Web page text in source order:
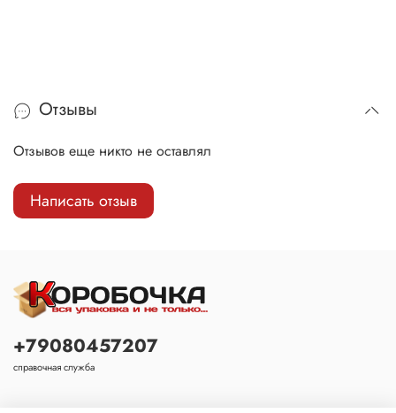
Отзывы
Отзывов еще никто не оставлял
Написать отзыв
+79080457207
справочная служба